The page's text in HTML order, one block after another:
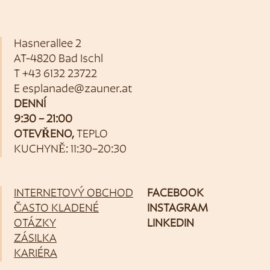
Hasnerallee 2
AT-4820 Bad Ischl
T +43 6132 23722
E esplanade@zauner.at
DENNÍ
9:30 – 21:00
OTEVŘENO, TEPLO
KUCHYNĚ: 11:30–20:30
INTERNETOVÝ OBCHOD
ČASTO KLADENÉ
OTÁZKY
ZÁSILKA
KARIÉRA
FACEBOOK
INSTAGRAM
LINKEDIN